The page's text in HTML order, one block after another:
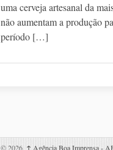
uma cerveja artesanal da
não aumentam a produção
período […]
© 2026, Agência Boa Imprensa -